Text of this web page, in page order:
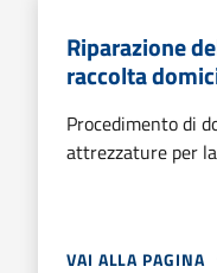
Riparazione
raccolta
Procedimento di
attrezzature per
VAI ALLA PAGINA